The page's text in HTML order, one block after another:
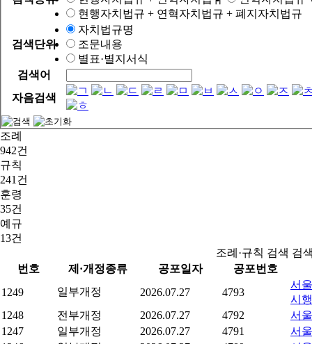
현행자치법규 + 연혁자치법규 + 폐지자치법규
검색단위
자치법규명
조문내용
별표·별지서식
검색어
자음검색
조례
942건
규칙
241건
훈령
35건
예규
13건
조례·규칙 검색 검
번호
제·개정종류 공포일자
공포번호
1249
일부개정 2026.07.27 4793
서
시
1248
전부개정 2026.07.27 4792
서
1247
일부개정 2026.07.27 4791
서